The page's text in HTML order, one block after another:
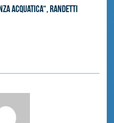
acquatica“, Randetti